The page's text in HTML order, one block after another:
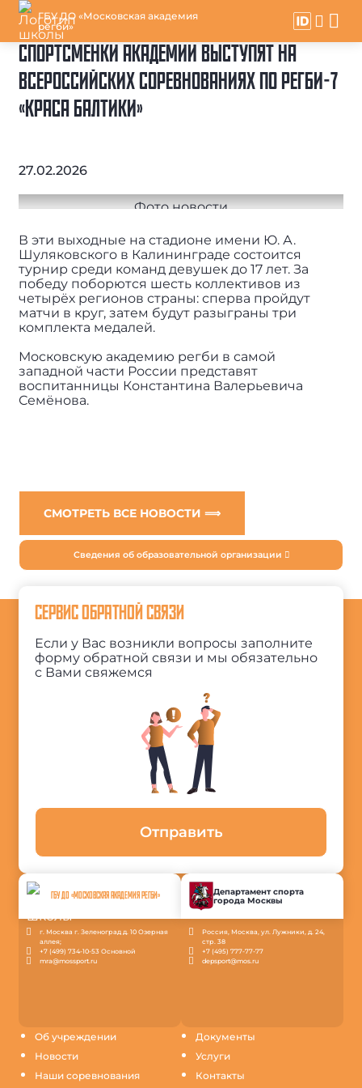
ГБУ ДО «Московская академия
регби»
СПОРТСМЕНКИ АКАДЕМИИ ВЫСТУПЯТ НА
ВСЕРОССИЙСКИХ СОРЕВНОВАНИЯХ ПО РЕГБИ-7
«КРАСА БАЛТИКИ»
27.02.2026
В эти выходные на стадионе имени Ю. А.
Шуляковского в Калининграде состоится
турнир среди команд девушек до 17 лет. За
победу поборются шесть коллективов из
четырёх регионов страны: сперва пройдут
матчи в круг, затем будут разыграны три
комплекта медалей.
Московскую академию регби в самой
западной части России представят
воспитанницы Константина Валерьевича
Семёнова.
СМОТРЕТЬ ВСЕ НОВОСТИ ⟹
Сведения об образовательной организации
Об учреждении
Новости
Наши соревнования
Документы
Услуги
Контакты
СЕРВИС ОБРАТНОЙ СВЯЗИ
Если у Вас возникли вопросы заполните
форму обратной связи и мы обязательно
с Вами свяжемся
Отправить
ГБУ ДО «МОСКОВСКАЯ АКАДЕМИЯ РЕГБИ»
г. Москва г. Зеленоград д. 10 Озерная
аллея;
+7 (499) 734-10-53 Основной
mra@mossport.ru
Департамент спорта
города Москвы
Россия, Москва, ул. Лужники, д. 24,
стр. 38
+7 (495) 777-77-77
depsport@mos.ru